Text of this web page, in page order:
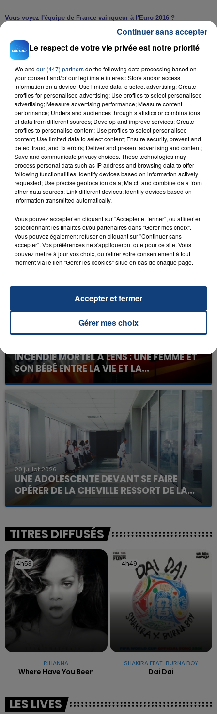
Vous voyez l'équipe de France vainqueur à l'Euro 2016 ?
Je ne sais pas, la seule chose que je sais c'est que l'équipe de France
est aujourd'hui très soudée, et a un très bon état d'esprit. Ça n'a pas
N. EK
Where Have You Been
RIHANNA
RADIO CONTACT
FIL D'ACTU
INCENDIE MORTEL À LENS : UNE FEMME ET
SON BÉBÉ ENTRE LA VIE ET LA...
Un homme s'est immolé par le feu après avoir
aspergé sa compagne et leur bébé de trois mois
d'un liquide inflammable.
20 juillet 2026
UNE ADOLESCENTE DEVANT SE FAIRE
OPÉRER DE LA CHEVILLE RESSORT DE LA...
La famille a porté plainte contre la clinique qui a
excuses.
TITRES DIFFUSÉS
4h53
4h53
RIHANNA
Where Have You Been
4h49
4h49
SHAKIRA FEAT. BURNA BOY
Dai Dai
LES LIVES
Le respect de votre vie privée est notre priorité
We and our (447) partnersdo the following data processing based on
your consent and/or our legitimate interest: Store and/or access
information on a device; Use limited data to select advertising; Create
profiles for personalised advertising; Use profiles to select personalised
advertising; Measure advertising performance; Measure content
performance; Understand audiences through statistics or combinations
of data from different sources; Develop and improve services; Create
profiles to personalise content; Use profiles to select personalised
content; Use limited data to select content; Ensure security, prevent and
detect fraud, and fix errors; Deliver and present advertising and content;
Save and communicate privacy choices. These technologies may
process personal data such as IP address and browsing data to offer
following functionalities: Identify devices based on information actively
requested; Use precise geolocation data; Match and combine data from
other data sources; Link different devices; Identify devices based on
information transmitted automatically.
Vous pouvez accepter en cliquant sur "Accepter et fermer", ou affiner en
sélectionnant les finalités et/ou partenaires dans "Gérer mes choix".
Vous pouvez également refuser en cliquant sur "Continuer sans
accepter". Vos préférences ne s'appliqueront que pour ce site. Vous
pouvez mettre à jour vos choix, ou retirer votre consentement à tout
moment via le lien "Gérer les cookies" situé en bas de chaque page.
Gérer mes choix
Accepter et fermer
Continuer sans accepter